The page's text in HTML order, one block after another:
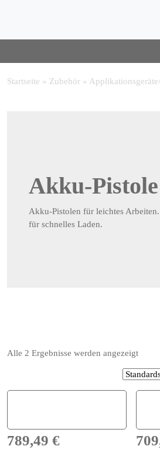
Startseite » Zubehör »
Akku-Pistole
Akku-Pistolen für leichtes
für schnelles Laden.
Alle 2 Ergebnisse werden angezeigt
789,49 €